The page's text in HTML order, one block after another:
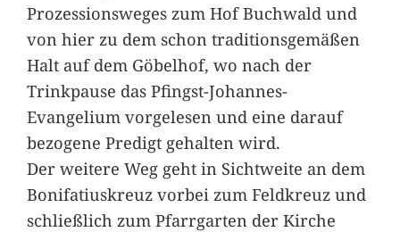
Prozessionsweges zum Hof Buchwald und
von hier zu dem schon traditionsgemäßen
Halt auf dem Göbelhof, wo nach der
Trinkpause das Pfingst-Johannes-
Evangelium vorgelesen und eine darauf
bezogene Predigt gehalten wird.
Der weitere Weg geht in Sichtweite an dem
Bonifatiuskreuz vorbei zum Feldkreuz und
schließlich zum Pfarrgarten der Kirche